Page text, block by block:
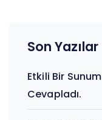
Son Yazılar
Etkili Bir
Cevapladı.